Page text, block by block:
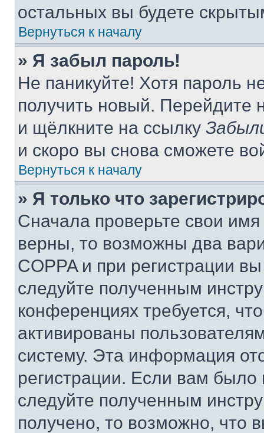
остальных вы будете
Вернуться к началу
» Я забыл пароль!
Не паникуйте! Хотя пароль
получить новый. Перейдите
и щёлкните на ссылку
и скоро вы снова сможете
Вернуться к началу
» Я только что
Сначала проверьте свои
верны, то возможны два
COPPA и при регистрации
следуйте полученным
конференциях требуется,
активированы
систему. Эта информация
регистрации. Если вам
следуйте полученным
получено, то возможно, что